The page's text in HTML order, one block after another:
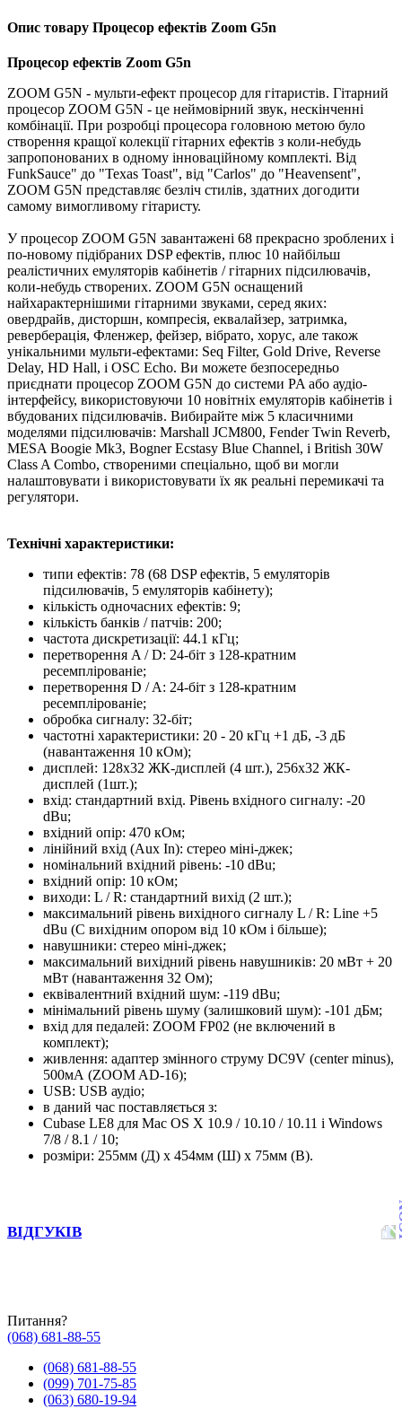
Опис товару Процесор ефектів Zoom G5n
Процесор ефектів Zoom G5n
ZOOM G5N - мульти-ефект процесор для гітаристів. Гітарний
процесор ZOOM G5N - це неймовірний звук, нескінченні
комбінації. При розробці процесора головною метою було
створення кращої колекції гітарних ефектів з коли-небудь
запропонованих в одному інноваційному комплекті. Від
FunkSauce" до "Texas Toast", від "Carlos" до "Heavensent",
ZOOM G5N представляє безліч стилів, здатних догодити
самому вимогливому гітаристу.
У процесор ZOOM G5N завантажені 68 прекрасно зроблених і
по-новому підібраних DSP ефектів, плюс 10 найбільш
реалістичних емуляторів кабінетів / гітарних підсилювачів,
коли-небудь створених. ZOOM G5N оснащений
найхарактернішими гітарними звуками, серед яких:
овердрайв, дисторшн, компресія, еквалайзер, затримка,
реверберація, Фленжер, фейзер, вібрато, хорус, але також
унікальними мульти-ефектами: Seq Filter, Gold Drive, Reverse
Delay, HD Hall, і OSC Echo. Ви можете безпосередньо
приєднати процесор ZOOM G5N до системи PA або аудіо-
інтерфейсу, використовуючи 10 новітніх емуляторів кабінетів і
вбудованих підсилювачів. Вибирайте між 5 класичними
моделями підсилювачів: Marshall JCM800, Fender Twin Reverb,
MESA Boogie Mk3, Bogner Ecstasy Blue Channel, і British 30W
Class A Combo, створеними спеціально, щоб ви могли
налаштовувати і використовувати їх як реальні перемикачі та
регулятори.
Технічні характеристики:
типи ефектів: 78 (68 DSP ефектів, 5 емуляторів
підсилювачів, 5 емуляторів кабінету);
кількість одночасних ефектів: 9;
кількість банків / патчів: 200;
частота дискретизації: 44.1 кГц;
перетворення A / D: 24-біт з 128-кратним
ресемплірованіе;
перетворення D / A: 24-біт з 128-кратним
ресемплірованіе;
обробка сигналу: 32-біт;
частотні характеристики: 20 - 20 кГц +1 дБ, -3 дБ
(навантаження 10 кОм);
дисплей: 128х32 ЖК-дисплей (4 шт.), 256х32 ЖК-
дисплей (1шт.);
вхід: стандартний вхід. Рівень вхідного сигналу: -20
dBu;
вхідний опір: 470 кОм;
лінійний вхід (Aux In): стерео міні-джек;
номінальний вхідний рівень: -10 dBu;
вхідний опір: 10 кОм;
виходи: L / R: стандартний вихід (2 шт.);
максимальний рівень вихідного сигналу L / R: Line +5
dBu (С вихідним опором від 10 кОм і більше);
навушники: стерео міні-джек;
максимальний вихідний рівень навушників: 20 мВт + 20
мВт (навантаження 32 Ом);
еквівалентний вхідний шум: -119 dBu;
мінімальний рівень шуму (залишковий шум): -101 дБм;
вхід для педалей: ZOOM FP02 (не включений в
комплект);
живлення: адаптер змінного струму DC9V (center minus),
500мА (ZOOM AD-16);
USB: USB аудіо;
в даний час поставляється з:
Cubase LE8 для Mac OS X 10.9 / 10.10 / 10.11 і Windows
7/8 / 8.1 / 10;
розміри: 255мм (Д) х 454мм (Ш) х 75мм (В).
ВІДГУКІВ
Питання?
(068) 681-88-55
(068) 681-88-55
(099) 701-75-85
(063) 680-19-94